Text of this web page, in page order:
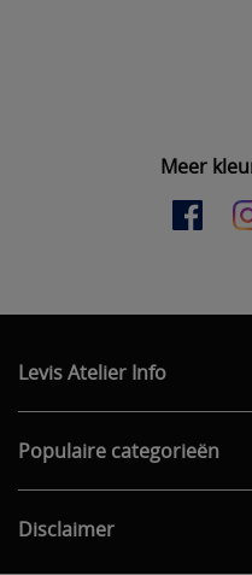
Meer
Levis Atelier Info
Populaire categorieën
Disclaimer